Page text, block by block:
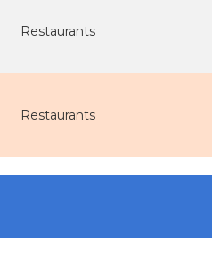
Restaurants
Restaurants